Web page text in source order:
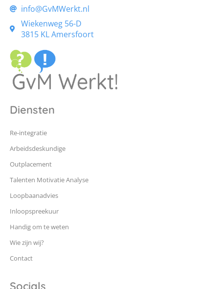
info@GvMWerkt.nl
Wiekenweg 56-D
3815 KL Amersfoort
Diensten
Re-integratie
Arbeidsdeskundige
Outplacement
Talenten Motivatie Analyse
Loopbaanadvies
Inloopspreekuur
Handig om te weten
Wie zijn wij?
Contact
Socials